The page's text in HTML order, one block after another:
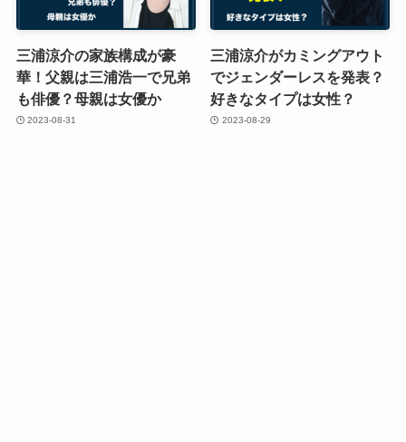
三浦涼介の家族構成が豪
華！父親は三浦浩一で兄弟
も俳優？母親は女優か
2023-08-31
三浦涼介がカミングアウト
でジェンダーレスを発表？
好きなタイプは女性？
2023-08-29